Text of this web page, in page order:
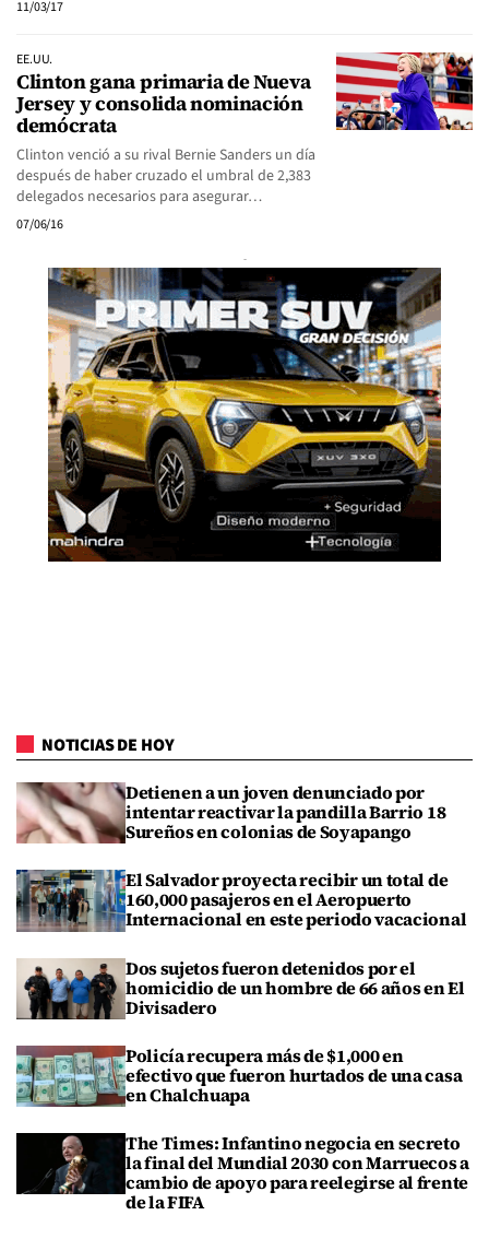
11/03/17
EE.UU.
Clinton gana primaria de Nueva
Jersey y consolida nominación
demócrata
Clinton venció a su rival Bernie Sanders un día
después de haber cruzado el umbral de 2,383
delegados necesarios para asegurar…
07/06/16
NOTICIAS DE HOY
Detienen a un joven denunciado por
intentar reactivar la pandilla Barrio 18
Sureños en colonias de Soyapango
El Salvador proyecta recibir un total de
160,000 pasajeros en el Aeropuerto
Internacional en este periodo vacacional
Dos sujetos fueron detenidos por el
homicidio de un hombre de 66 años en El
Divisadero
Policía recupera más de $1,000 en
efectivo que fueron hurtados de una casa
en Chalchuapa
The Times: Infantino negocia en secreto
la final del Mundial 2030 con Marruecos a
cambio de apoyo para reelegirse al frente
de la FIFA